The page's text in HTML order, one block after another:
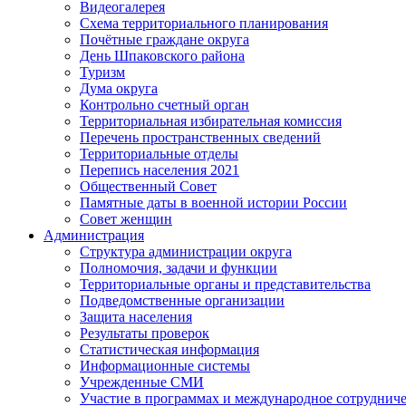
Видеогалерея
Схема территориального планирования
Почётные граждане округа
День Шпаковского района
Туризм
Дума округа
Контрольно счетный орган
Территориальная избирательная комиссия
Перечень пространственных сведений
Территориальные отделы
Перепись населения 2021
Общественный Совет
Памятные даты в военной истории России
Совет женщин
Администрация
Структура администрации округа
Полномочия, задачи и функции
Территориальные органы и представительства
Подведомственные организации
Защита населения
Результаты проверок
Статистическая информация
Информационные системы
Учрежденные СМИ
Участие в программах и международное